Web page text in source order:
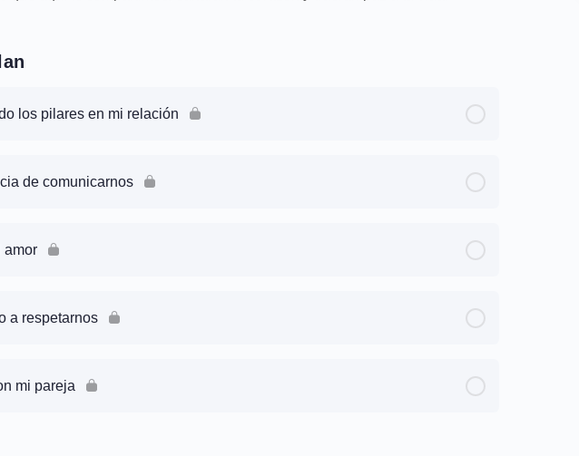
los pilares en mi relación
de comunicarnos
amor
a respetarnos
mi pareja